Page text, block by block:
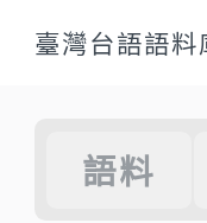
臺灣台語語
語料